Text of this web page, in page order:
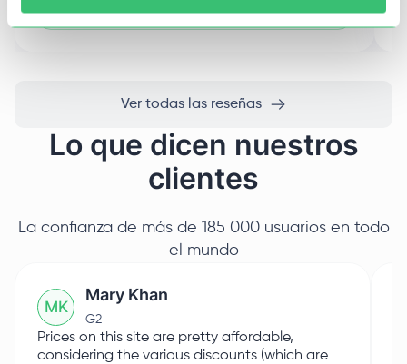
Ver todas las reseñas
Lo que dicen nuestros
clientes
La confianza de más de 185 000 usuarios en todo
el mundo
MK
Mary Khan
G2
Prices on this site are pretty affordable,
considering the various discounts (which are